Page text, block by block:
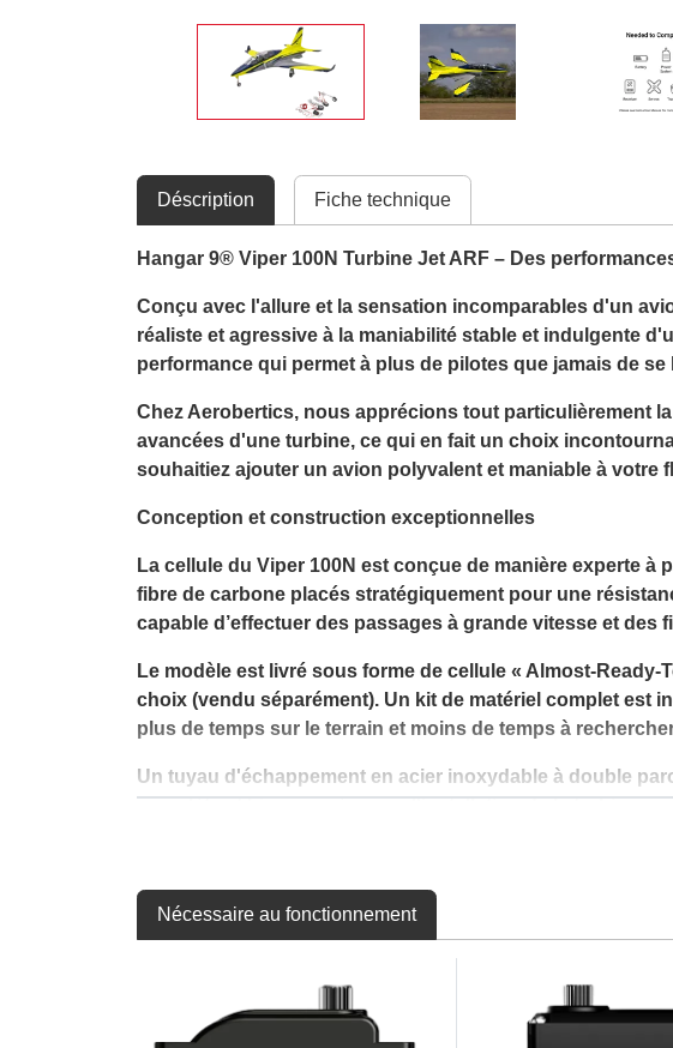
Déscription Fiche technique
Hangar 9® Viper 100N Turbine Jet ARF – Des
Conçu avec l'allure et la sensation incomparables d'un
réaliste et agressive à la maniabilité stable et indulgente
performance qui permet à plus de pilotes que jamais de
Chez Aerobertics, nous apprécions tout particulièrement
avancées d'une turbine, ce qui en fait un choix
souhaitiez ajouter un avion polyvalent et maniable à votre
Conception et construction exceptionnelles
La cellule du Viper 100N est conçue de manière experte
fibre de carbone placés stratégiquement pour une
capable d’effectuer des passages à grande vitesse et
Le modèle est livré sous forme de cellule « Almost-
choix (vendu séparément). Un kit de matériel complet est
plus de temps sur le terrain et moins de temps à
Un tuyau d'échappement en acier inoxydable à double
complète et bien pensée pour l'installation de la turbine.
Doté d'une livrée imprimée moderne et saisissante avec
Un tableau de bord en 3D détaillé
Des feux de navigation et d'atterrissage LED fonctionnels
Nécessaire au fonctionnement